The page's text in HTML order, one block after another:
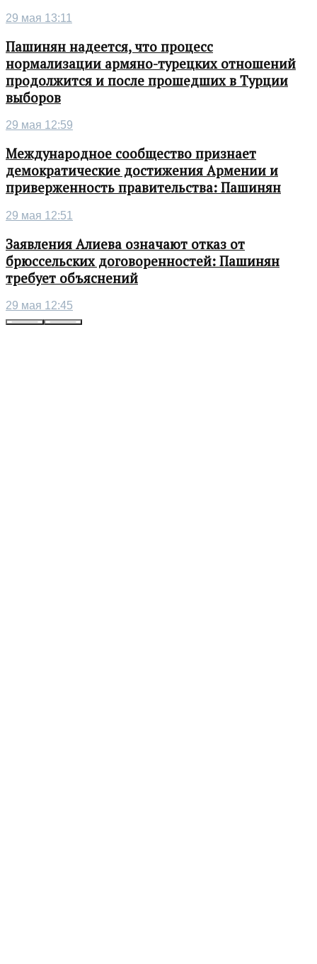
29 мая 13:11
Пашинян надеется, что процесс
нормализации армяно-турецких отношений
продолжится и после прошедших в Турции
выборов
29 мая 12:59
Международное сообщество признает
демократические достижения Армении и
приверженность правительства: Пашинян
29 мая 12:51
Заявления Алиева означают отказ от
брюссельских договоренностей: Пашинян
требует объяснений
29 мая 12:45